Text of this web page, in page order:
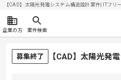
【CAD】太陽光発電システム構造設計案件| ITフ
企業の方 案件検索
募集終了 【CAD】太陽光発